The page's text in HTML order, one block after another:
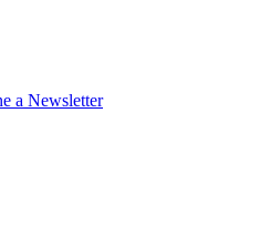
a Newsletter